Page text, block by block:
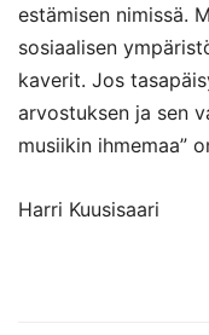
estämisen nimissä.
sosiaalisen
kaverit. Jos
arvostuksen ja sen
musiikin ihmemaa”
Harri Kuusisaari